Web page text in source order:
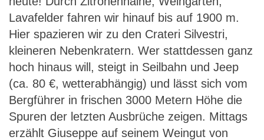
Lavafelder fahren wir hinauf bis auf 1900 m.
Hier spazieren wir zu den Crateri Silvestri,
kleineren Nebenkratern. Wer stattdessen ganz
hoch hinaus will, steigt in Seilbahn und Jeep
(ca. 80 €, wetterabhängig) und lässt sich vom
Bergführer in frischen 3000 Metern Höhe die
Spuren der letzten Ausbrüche zeigen. Mittags
erzählt Giuseppe auf seinem Weingut von